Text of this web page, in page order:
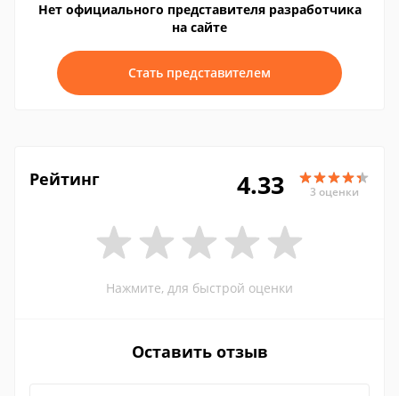
Нет официального представителя разработчика
на сайте
Стать представителем
Рейтинг 4.33 3 оценки
Нажмите, для быстрой оценки
Оставить отзыв